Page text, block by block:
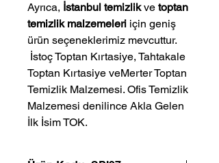
Ayrıca, İstanbul temizlikve toptan
temizlik malzemeleri için geniş
ürün seçeneklerimiz mevcuttur.
Toptan Kırtasiye veMerter Toptan
Temizlik Malzemesi. Ofis Temizlik
Malzemesi denilince Akla Gelen
İlk İsim TOK.